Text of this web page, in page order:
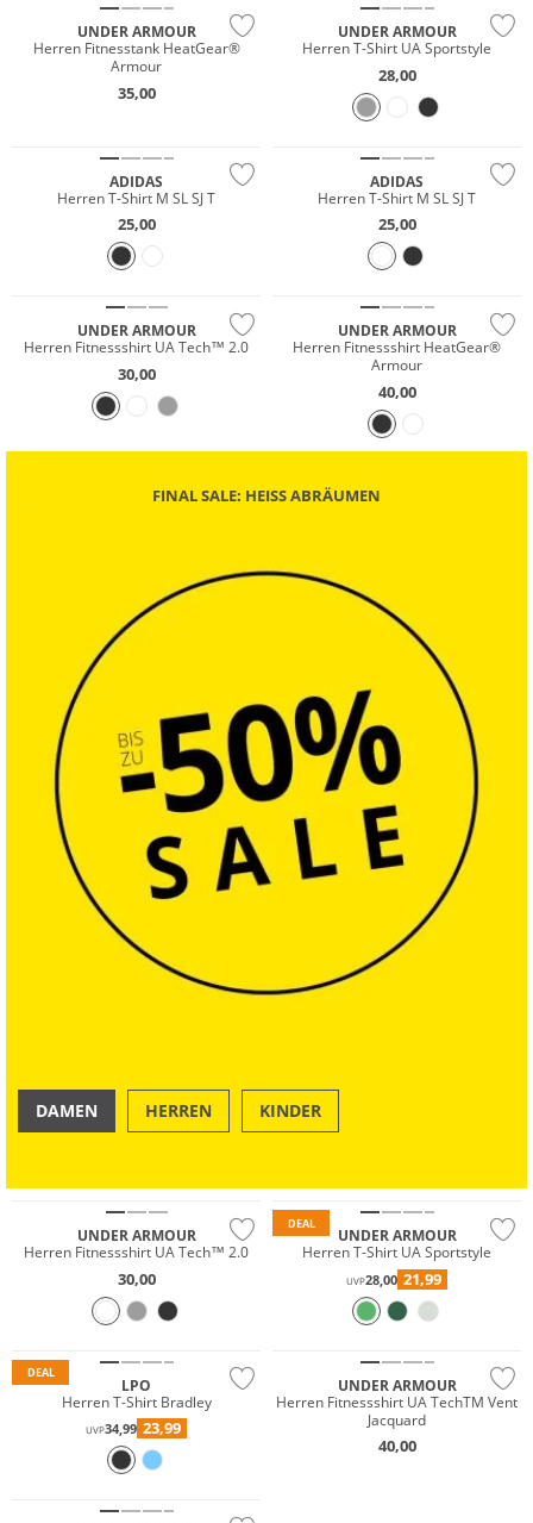
UNDER ARMOUR
Herren Fitnesstank HeatGear®
Armour
35,00
UNDER ARMOUR
Herren T-Shirt UA Sportstyle
28,00
ADIDAS
Herren T-Shirt M SL SJ T
25,00
ADIDAS
Herren T-Shirt M SL SJ T
25,00
UNDER ARMOUR
Herren Fitnessshirt UA Tech™ 2.0
30,00
UNDER ARMOUR
Herren Fitnessshirt HeatGear®
Armour
40,00
FINAL SALE: HEISS ABRÄUMEN
DAMEN HERREN KINDER
UNDER ARMOUR
Herren Fitnessshirt UA Tech™ 2.0
30,00
DEAL
UNDER ARMOUR
Herren T-Shirt UA Sportstyle
UVP28,00 21,99
DEAL
LPO
Herren T-Shirt Bradley
UVP34,99 23,99
UNDER ARMOUR
Herren Fitnessshirt UA TechTM Vent
Jacquard
40,00